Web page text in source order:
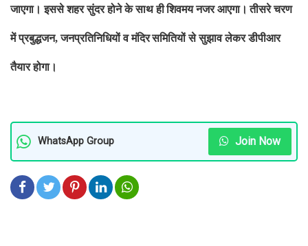
जाएगा। इससे शहर सुंदर होने के साथ हीशिवमय नजर आएगा। तीसरे चरण
में प्रबुद्धजन,जनप्रतिनिधियों व मंदिरसमितियों से सुझाव लेकर डीपीआर
तैयार होगा।
WhatsApp Group Join Now